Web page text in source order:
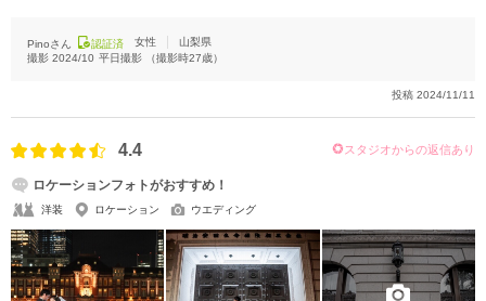
Pinoさん 認証済 女性
山梨県
撮影 2024/10 平日撮影 （撮影時27歳）
投稿 2024/11/11
4.4 スタジオからの返信あり
ロケーションフォトがおすすめ！
洋装 ロケーション ウエディング